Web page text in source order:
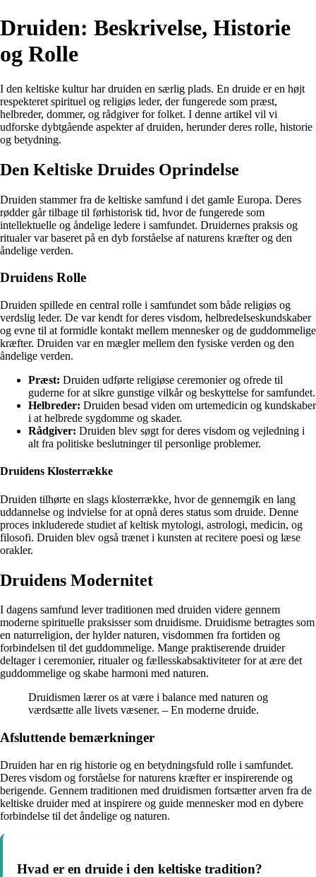
Druiden: Beskrivelse, Historie
og Rolle
I den keltiske kultur har druiden en særlig plads. En druide er en højt
respekteret spirituel og religiøs leder, der fungerede som præst,
helbreder, dommer, og rådgiver for folket. I denne artikel vil vi
udforske dybtgående aspekter af druiden, herunder deres rolle, historie
og betydning.
Den Keltiske Druides Oprindelse
Druiden stammer fra de keltiske samfund i det gamle Europa. Deres
rødder går tilbage til førhistorisk tid, hvor de fungerede som
intellektuelle og åndelige ledere i samfundet. Druidernes praksis og
ritualer var baseret på en dyb forståelse af naturens kræfter og den
åndelige verden.
Druidens Rolle
Druiden spillede en central rolle i samfundet som både religiøs og
verdslig leder. De var kendt for deres visdom, helbredelseskundskaber
og evne til at formidle kontakt mellem mennesker og de guddommelige
kræfter. Druiden var en mægler mellem den fysiske verden og den
åndelige verden.
Præst: Druiden udførte religiøse ceremonier og ofrede til
guderne for at sikre gunstige vilkår og beskyttelse for samfundet.
Helbreder: Druiden besad viden om urtemedicin og kundskaber
i at helbrede sygdomme og skader.
Rådgiver: Druiden blev søgt for deres visdom og vejledning i
alt fra politiske beslutninger til personlige problemer.
Druidens Klosterrække
Druiden tilhørte en slags klosterrække, hvor de gennemgik en lang
uddannelse og indvielse for at opnå deres status som druide. Denne
proces inkluderede studiet af keltisk mytologi, astrologi, medicin, og
filosofi. Druiden blev også trænet i kunsten at recitere poesi og læse
orakler.
Druidens Modernitet
I dagens samfund lever traditionen med druiden videre gennem
moderne spirituelle praksisser som druidisme. Druidisme betragtes som
en naturreligion, der hylder naturen, visdommen fra fortiden og
forbindelsen til det guddommelige. Mange praktiserende druider
deltager i ceremonier, ritualer og fællesskabsaktiviteter for at ære det
guddommelige og skabe harmoni med naturen.
Druidismen lærer os at være i balance med naturen og
værdsætte alle livets væsener. – En moderne druide.
Afsluttende bemærkninger
Druiden har en rig historie og en betydningsfuld rolle i samfundet.
Deres visdom og forståelse for naturens kræfter er inspirerende og
berigende. Gennem traditionen med druidismen fortsætter arven fra de
keltiske druider med at inspirere og guide mennesker mod en dybere
forbindelse til det åndelige og naturen.
Hvad er en druide i den keltiske tradition?